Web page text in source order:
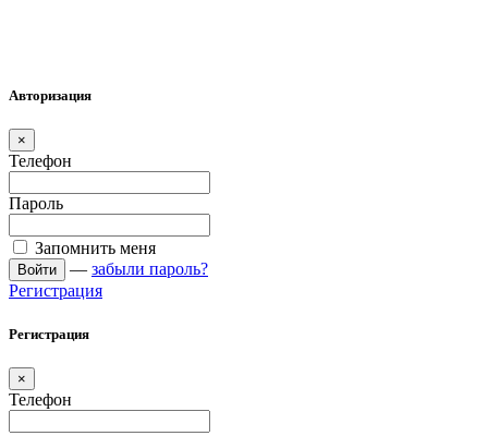
Авторизация
×
Телефон
Пароль
Запомнить меня
Войти — забыли пароль?
Регистрация
Регистрация
×
Телефон